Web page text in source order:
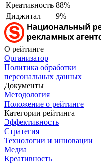
Креативность 88%
Диджитал
9%
О рейтинге
Организатор
Политика обработки
персональных данных
Документы
Методология
Положение о рейтинге
Категории рейтинга
Эффективность
Стратегия
Технологии и инновации
Медиа
Креативность